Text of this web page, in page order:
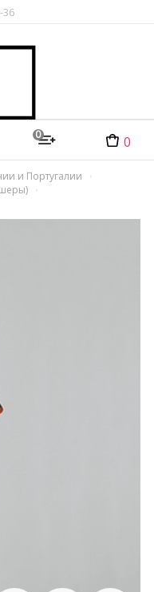
36
0 0
и Португалии